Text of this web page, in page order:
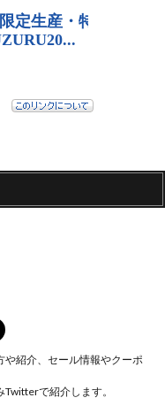
や紹介、セール情報やクーポ
で紹介します。